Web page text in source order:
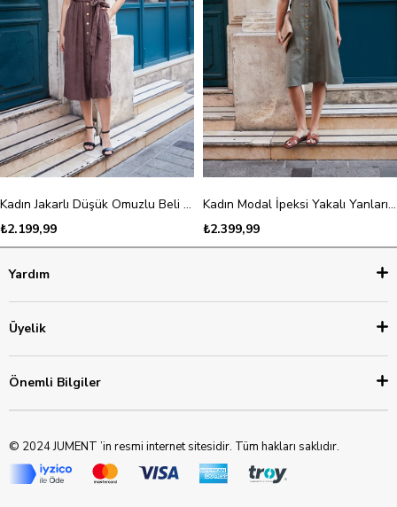
Kadın Jakarlı Düşük Omuzlu Beli Büzgülü Cepli Midi Boy Elbise-Kahve
₺2.199,99
Kadın Modal İpeksi Yakalı Yanları D Tokalı Diz Altı Cepli Elbise-Haki
₺2.399,99
Yardım
Üyelik
Önemli Bilgiler
© 2024 JUMENT ’in resmi internet sitesidir. Tüm hakları saklıdır.